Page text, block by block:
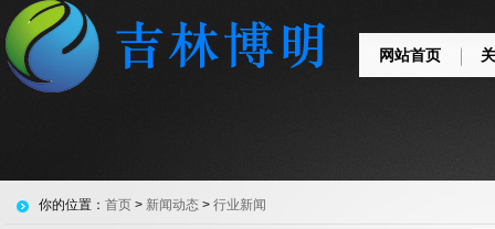
网站首页
你的位置： 首页 > 新闻动态 > 行业新闻